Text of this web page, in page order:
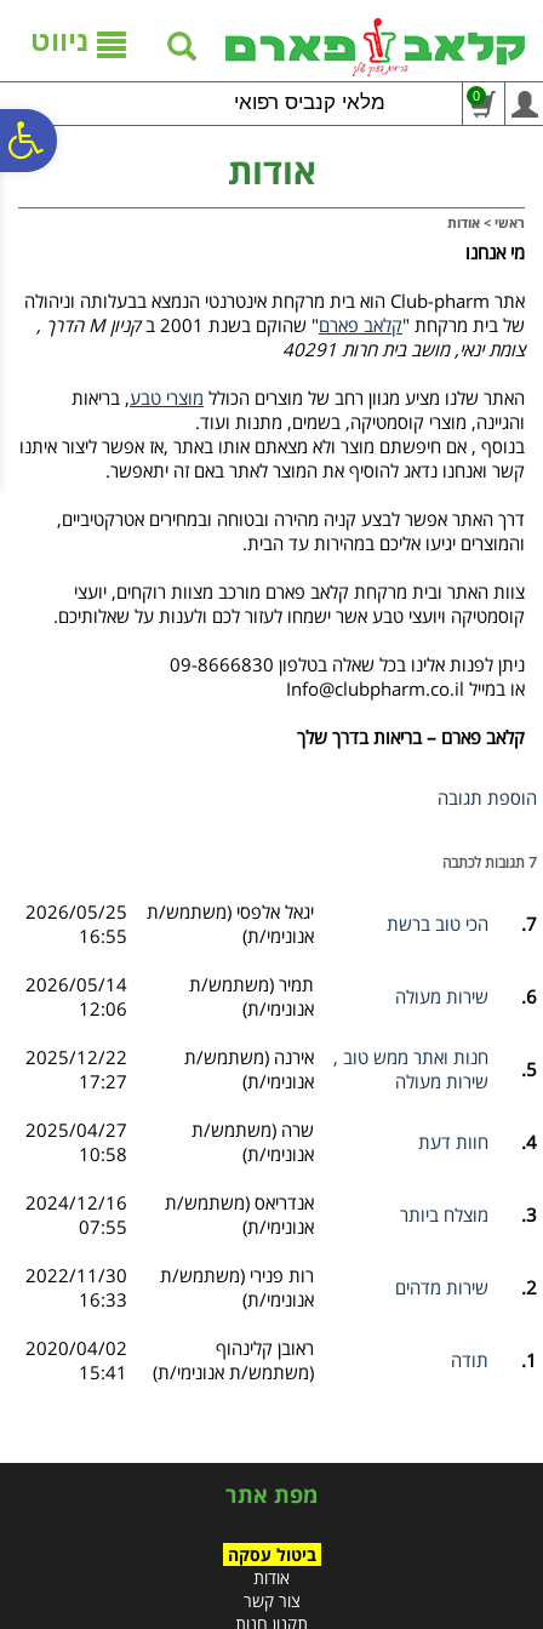
נגישות
אתר
המרכזי
ניווט
מלאי קנביס רפואי 0
אודות
ראשי > אודות
מי אנחנו
אתר Club-pharm הוא בית מרקחת אינטרנטי הנמצא בבעלותה וניהולה
של בית מרקחת "קלאב פארם" שהוקם בשנת 2001 ב קניוןM הדרך ,
צומת ינאי, מושב בית חרות 40291
האתר שלנו מציע מגוון רחב של מוצרים הכולל מוצרי טבע, בריאות
והגיינה, מוצרי קוסמטיקה, בשמים, מתנות ועוד.
בנוסף , אם חיפשתם מוצר ולא מצאתם אותו באתר ,אז אפשר ליצור איתנו
קשר ואנחנו נדאג להוסיף את המוצר לאתר באם זה יתאפשר.
דרך האתר אפשר לבצע קניה מהירה ובטוחה ובמחירים אטרקטיביים,
והמוצרים יגיעו אליכם במהירות עד הבית.
צוות האתר ובית מרקחת קלאב פארם מורכב מצוות רוקחים, יועצי
קוסמטיקה ויועצי טבע אשר ישמחו לעזור לכם ולענות על שאלותיכם.
ניתן לפנות אלינו בכל שאלה בטלפון 09-8666830
או במייל Info@clubpharm.co.il
קלאב פארם – בריאות בדרך שלך
הוספת תגובה
7 תגובות לכתבה
7. הכי טוב ברשת
יגאל אלפסי (משתמש/ת
אנונימי/ת)
2026/05/25
16:55
6. שירות מעולה
תמיר (משתמש/ת
אנונימי/ת)
2026/05/14
12:06
5.
חנות ואתר ממש טוב ,
שירות מעולה
אירנה (משתמש/ת
אנונימי/ת)
2025/12/22
17:27
4. חוות דעת
שרה (משתמש/ת
אנונימי/ת)
2025/04/27
10:58
3. מוצלח ביותר
אנדריאס (משתמש/ת
אנונימי/ת)
2024/12/16
07:55
2. שירות מדהים
רות פנירי (משתמש/ת
אנונימי/ת)
2022/11/30
16:33
1. תודה
ראובן קלינהוף
(משתמש/ת אנונימי/ת)
2020/04/02
15:41
מפת אתר
ביטול עסקה
אודות
צור קשר
תקנון חנות